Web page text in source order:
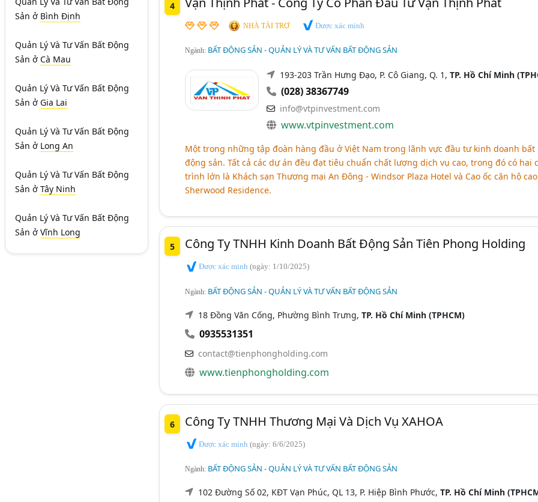
Sản ở Bình Định
Quản Lý Và Tư Vấn Bất Động
Sản ở Cà Mau
Quản Lý Và Tư Vấn Bất Động
Sản ở Gia Lai
Quản Lý Và Tư Vấn Bất Động
Sản ở Long An
Quản Lý Và Tư Vấn Bất Động
Sản ở Tây Ninh
Quản Lý Và Tư Vấn Bất Động
Sản ở Vĩnh Long
4
NHÀ TÀI TRỢ Được xác minh
Ngành: BẤT ĐỘNG SẢN - QUẢN LÝ VÀ TƯ VẤN BẤT ĐỘNG SẢN
193-203 Trần Hưng Đạo, P. Cô Giang, Q. 1, TP. Hồ Chí Minh
(028) 38367749
info@vtpinvestment.com
www.vtpinvestment.com
Một trong những tập đoàn hàng đầu ở Việt Nam trong lãnh vực đầu tư kinh doanh bất
động sản. Tất cả các dự án đều đạt tiêu chuẩn chất lượng dịch vụ cao, trong đó có hai
trình lớn là Khách sạn Thương mại An Đông - Windsor Plaza Hotel và Cao ốc căn hộ
Sherwood Residence.
5 Công Ty TNHH Kinh Doanh Bất Động Sản Tiên Phong Holding
Được xác minh (ngày: 1/10/2025)
Ngành: BẤT ĐỘNG SẢN - QUẢN LÝ VÀ TƯ VẤN BẤT ĐỘNG SẢN
18 Đồng Văn Cống, Phường Bình Trưng, TP. Hồ Chí Minh (TPHCM)
0935531351
contact@tienphongholding.com
www.tienphongholding.com
6 Công Ty TNHH Thương Mại Và Dịch Vụ XAHOA
Được xác minh (ngày: 6/6/2025)
Ngành: BẤT ĐỘNG SẢN - QUẢN LÝ VÀ TƯ VẤN BẤT ĐỘNG SẢN
102 Đường Số 02, KĐT Vạn Phúc, QL 13, P. Hiệp Bình Phước, TP. Hồ Chí Minh